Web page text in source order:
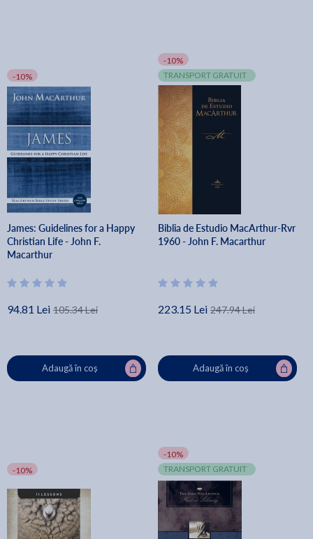
-10%
James: Guidelines for a Happy
Christian Life - John F.
Macarthur
94.81 Lei 105.34 Lei
Adaugă în coș
-10%
TRANSPORT GRATUIT
Biblia de Estudio MacArthur-Rvr
1960 - John F. Macarthur
223.15 Lei 247.94 Lei
Adaugă în coș
-10%
-10%
TRANSPORT GRATUIT